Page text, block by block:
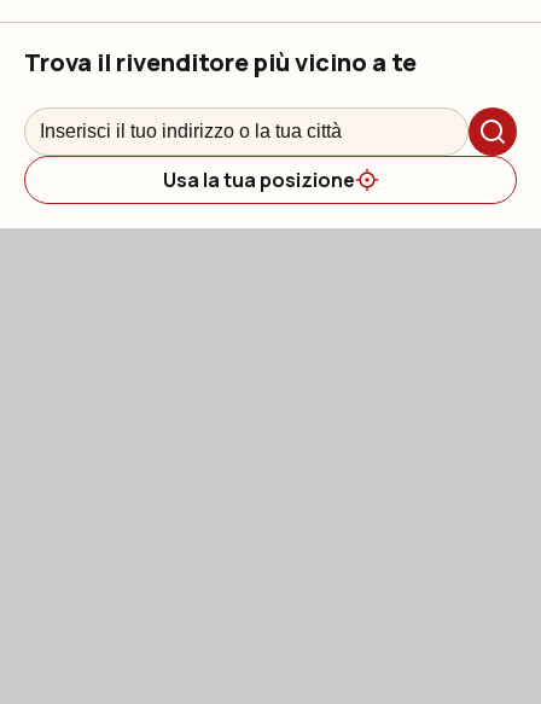
Trova il rivenditore più vicino a te
Usa la tua posizione